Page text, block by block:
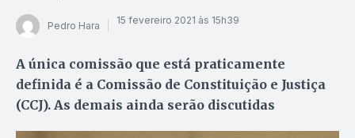
Pedro Hara 15 fevereiro 2021 às 15h39
A única comissão que está praticamente
definida é a Comissão de Constituição e Justiça
(CCJ). As demais ainda serão discutidas